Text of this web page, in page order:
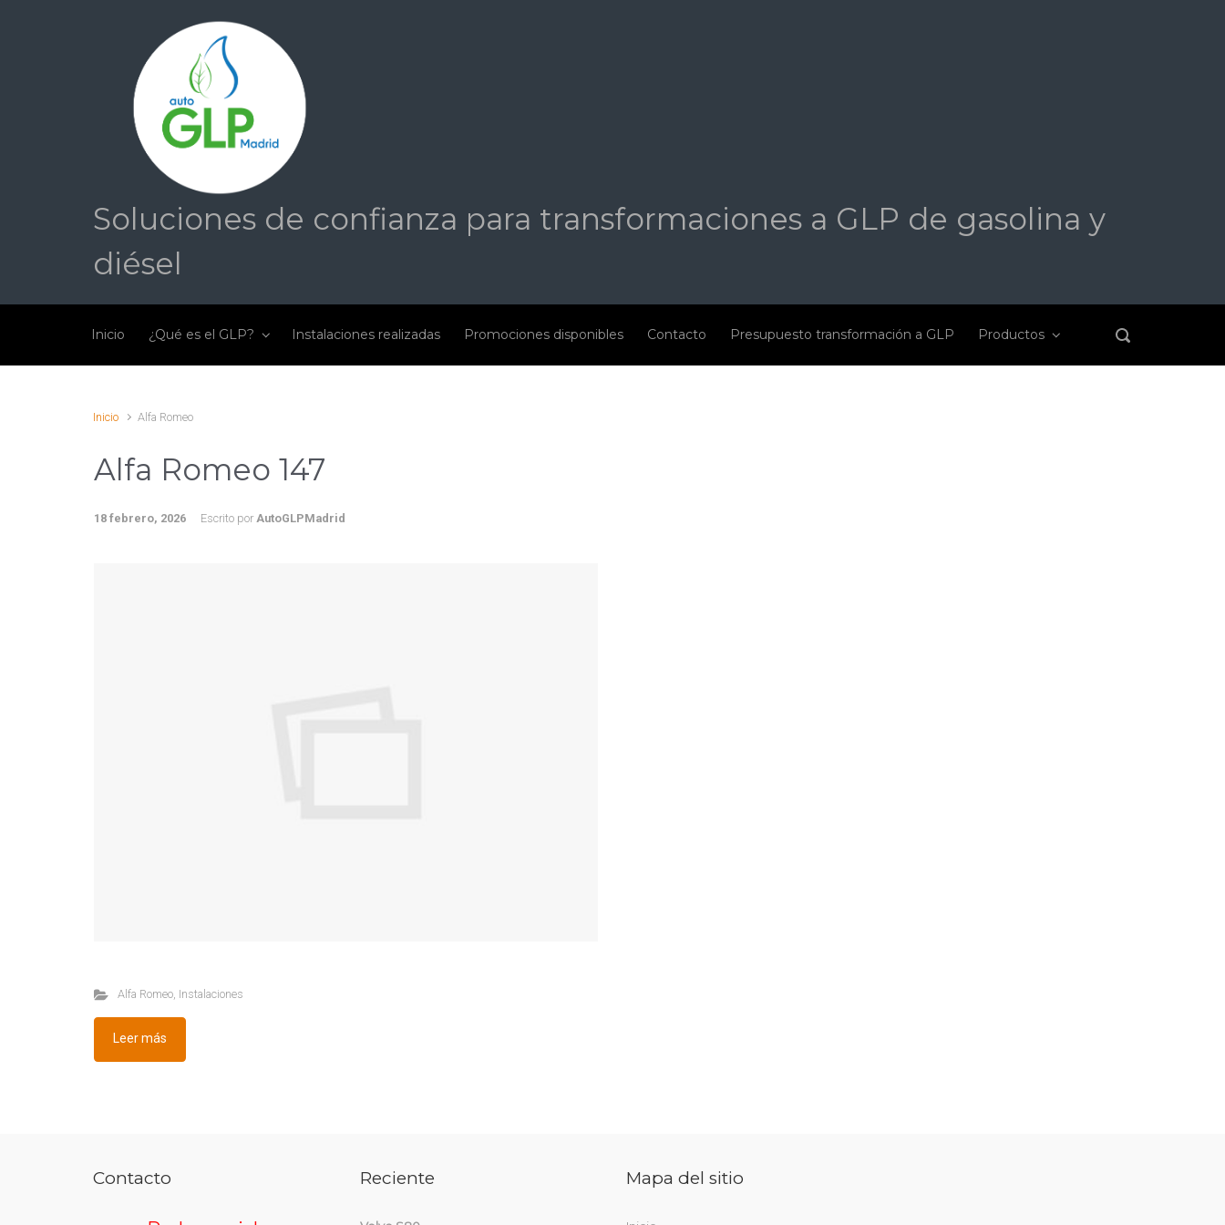
Saltar al contenido principal
Soluciones de confianza para transformaciones a GLP de gasolina y
diésel
Inicio ¿Qué es el GLP? Instalaciones realizadas Promociones disponibles Contacto Presupuesto transformación a GLP Productos
Inicio Alfa Romeo
Alfa Romeo 147
18 febrero, 2026 Escrito por AutoGLPMadrid
Alfa Romeo, Instalaciones
Leer más
Contacto Reciente Mapa del sitio